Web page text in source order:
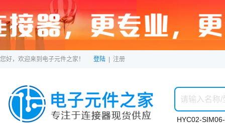
您好，欢迎来到电子元件之家！ 登陆 注册
HYC02-